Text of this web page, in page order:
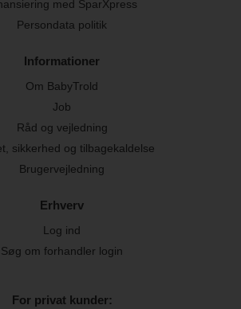
med SparXpress
Persondata politik
Informationer
Om BabyTrold
Job
Råd og vejledning
sikkerhed og tilbagekaldelse
Brugervejledning
Erhverv
Log ind
Søg om forhandler login
For privat kunder: